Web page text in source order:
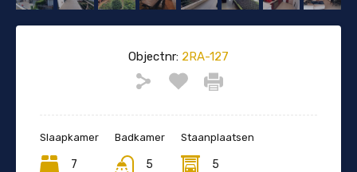
Objectnr: 2RA-127
Slaapkamer
7
Badkamer
5
Staanplaatsen
5